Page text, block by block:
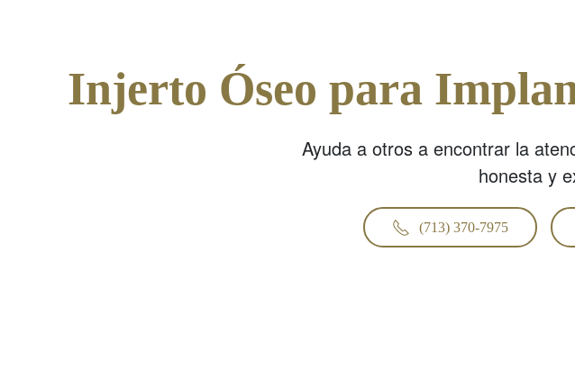
Injerto Óseo para
Ayuda a otros a encontrar la
honesta y
(713) 370-7975